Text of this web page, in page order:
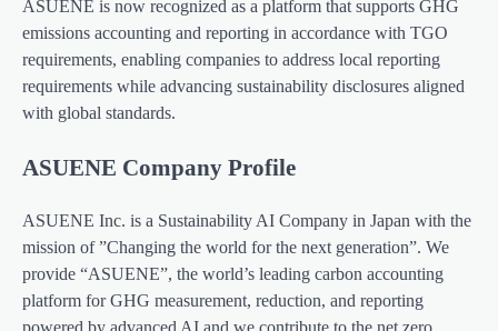
ASUENE is now recognized as a platform that supports GHG
emissions accounting and reporting in accordance with TGO
requirements, enabling companies to address local reporting
requirements while advancing sustainability disclosures aligned
with global standards.
ASUENE Company Profile
ASUENE Inc. is a Sustainability AI Company in Japan with the
mission of ”Changing the world for the next generation”. We
provide “ASUENE”, the world’s leading carbon accounting
platform for GHG measurement, reduction, and reporting
powered by advanced AI,and we contribute to the net zero